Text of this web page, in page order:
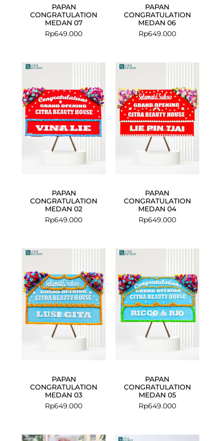
PAPAN
CONGRATULATION
MEDAN 07
Rp649.000
PAPAN
CONGRATULATION
MEDAN 06
Rp649.000
PAPAN
CONGRATULATION
MEDAN 02
Rp649.000
PAPAN
CONGRATULATION
MEDAN 04
Rp649.000
PAPAN
CONGRATULATION
MEDAN 03
Rp649.000
PAPAN
CONGRATULATION
MEDAN 05
Rp649.000